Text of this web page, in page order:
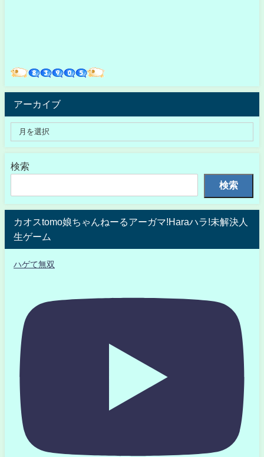
アーカイブ
検索
検索
カオスtomo娘ちゃんねーるアーガマ!Haraハラ!未解決人
生ゲーム
ハゲて無双